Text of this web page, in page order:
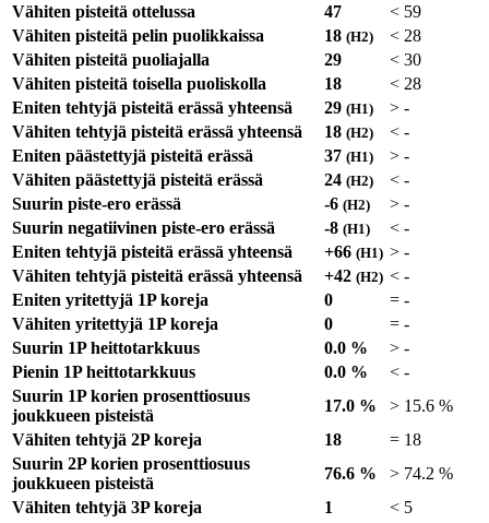
Vähiten pisteitä ottelussa
47 < 59
Vähiten pisteitä pelin puolikkaissa
18 (H2) < 28
Vähiten pisteitä puoliajalla
29 < 30
Vähiten pisteitä toisella puoliskolla
18 < 28
Eniten tehtyjä pisteitä erässä yhteensä
29 (H1) > -
Vähiten tehtyjä pisteitä erässä yhteensä
18 (H2) < -
Eniten päästettyjä pisteitä erässä
37 (H1) > -
Vähiten päästettyjä pisteitä erässä
24 (H2) < -
Suurin piste-ero erässä
-6 (H2) > -
Suurin negatiivinen piste-ero erässä
-8 (H1) < -
Eniten tehtyjä pisteitä erässä yhteensä
+66 (H1) > -
Vähiten tehtyjä pisteitä erässä yhteensä
+42 (H2) < -
Eniten yritettyjä 1P koreja
0 = -
Vähiten yritettyjä 1P koreja
0 = -
Suurin 1P heittotarkkuus
0.0 % > -
Pienin 1P heittotarkkuus
0.0 % < -
Suurin 1P korien prosenttiosuus
joukkueen pisteistä
17.0 % > 15.6 %
Vähiten tehtyjä 2P koreja
18 = 18
Suurin 2P korien prosenttiosuus
joukkueen pisteistä
76.6 % > 74.2 %
Vähiten tehtyjä 3P koreja
1 < 5